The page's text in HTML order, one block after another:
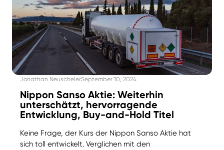
Jonathan NeuschelerSeptember 10, 2024
Nippon Sanso Aktie: Weiterhin
unterschätzt, hervorragende
Entwicklung, Buy-and-Hold Titel
Keine Frage, der Kurs der Nippon Sanso Aktie hat
sich toll entwickelt. Verglichen mit den